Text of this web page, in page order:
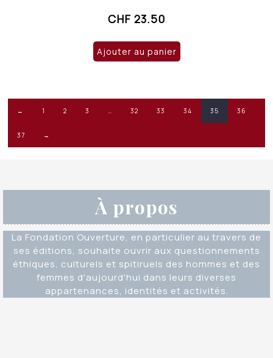
CHF 23.50
Ajouter au panier
← 1 2 3 32 33 34 35 36
37 →
À propos
La Fondation Ouverture, en particulier au travers de
ses éditions, souhaite ouvrir aux questionnements
éthiques, culturels et spitiruels des hommes et des
femmes d'aujourd'hui dans leurs diverses
appartenances, identités et activités.